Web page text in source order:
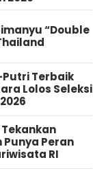
“Double
Terbaik
Lolos Seleksi
Peran
RI